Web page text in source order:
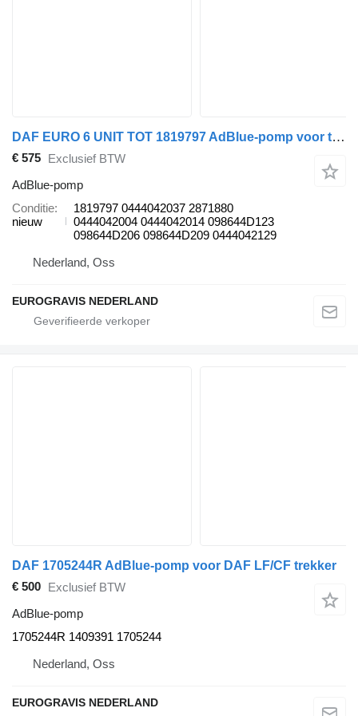
DAF EURO 6 UNIT TOT 1819797 AdBlue-pomp voor trekker
€ 575 Exclusief BTW
AdBlue-pomp
Conditie
nieuw
1819797 0444042037 2871880
0444042004 0444042014 098644D123
098644D206 098644D209 0444042129
Nederland, Oss
EUROGRAVIS NEDERLAND
DAF 1705244R AdBlue-pomp voor DAF LF/CF trekker
€ 500 Exclusief BTW
AdBlue-pomp
1705244R 1409391 1705244
Nederland, Oss
EUROGRAVIS NEDERLAND